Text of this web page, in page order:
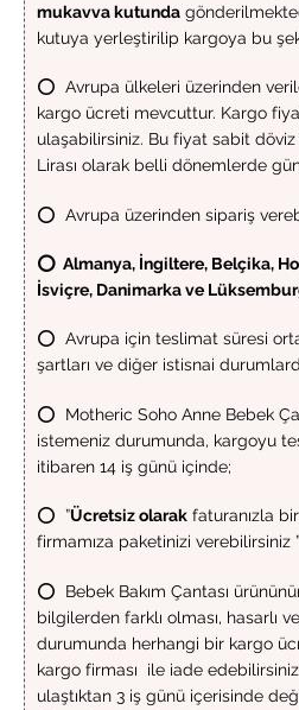
mukavva kutunda
kutuya yerleştirilip kargoya bu
⭕ Avrupa ülkeleri üzerinden
kargo ücreti mevcuttur. Kargo
ulaşabilirsiniz. Bu fiyat sabit
Lirası olarak belli dönemlerde
⭕ Avrupa üzerinden sipariş
⭕ Almanya, İngiltere, Belçika,
İsviçre, Danimarka ve
⭕ Avrupa için teslimat süresi
şartları ve diğer istisnai
⭕ Motheric Soho Anne Bebek
istemeniz durumunda, kargoyu
itibaren 14 iş günü içinde;
⭕ ”Ücretsiz olarak faturanızla
firmamıza paketinizi verebilirsiniz ”
⭕ Bebek Bakım Çantası
bilgilerden farklı olması, hasarlı
durumunda herhangi bir kargo
kargo firması ile iade
ulaştıktan 3 iş günü içerisinde